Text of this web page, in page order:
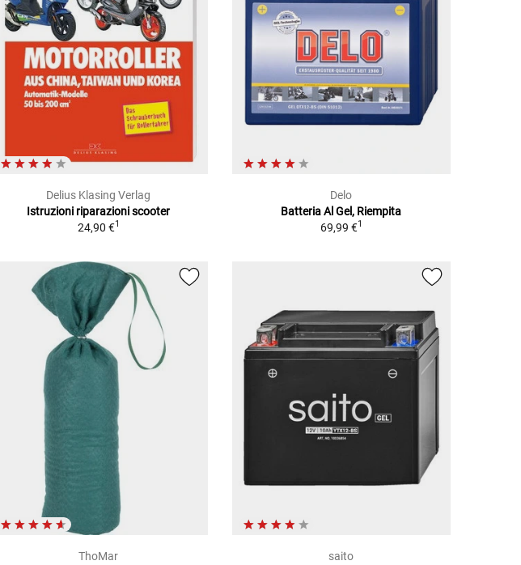
Delius Klasing Verlag
Istruzioni riparazioni scooter
24,90 €1
Delo
Batteria Al Gel, Riempita
69,99 €1
ThoMar
saito